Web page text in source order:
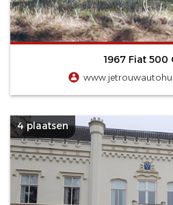
1967 Fiat 500
4 plaatsen